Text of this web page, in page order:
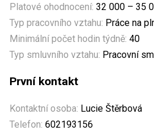
Platové ohodnocení: 32 000 – 35
Typ pracovního vztahu: Práce na
Minimální počet hodin týdně: 40
Typ smluvního vztahu: Pracovní
První kontakt
Kontaktní osoba: Lucie Štěrbová
Telefon: 602193156